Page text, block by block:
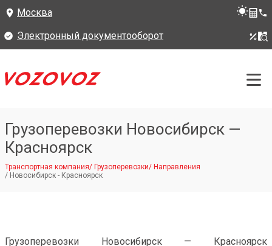
Москва
Электронный документооборот
Грузоперевозки Новосибирск —
Красноярск
Транспортная компания/ Грузоперевозки/ Направления
/ Новосибирск - Красноярск
Грузоперевозки Новосибирск — Красноярск